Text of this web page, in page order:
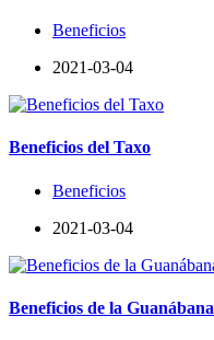
Beneficios
2021-03-04
Beneficios del Taxo
Beneficios
2021-03-04
Beneficios de la Guanábana